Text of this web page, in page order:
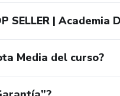
SELLER | Academia
Media del curso?